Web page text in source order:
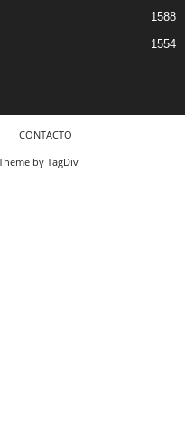
1588
1554
CONTACTO
by TagDiv